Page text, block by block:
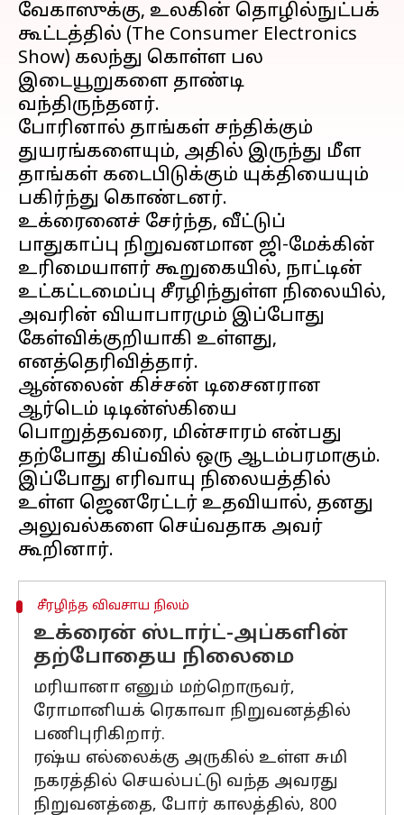
வேகாஸுக்கு, உலகின் தொழில்நுட்பக்
கூட்டத்தில் (The Consumer Electronics
Show) கலந்து கொள்ள பல
இடையூறுகளை தாண்டி
வந்திருந்தனர்.
போரினால் தாங்கள் சந்திக்கும்
துயரங்களையும், அதில் இருந்து மீள
தாங்கள் கடைபிடுக்கும் யுக்தியையும்
பகிர்ந்து கொண்டனர்.
உக்ரைனைச் சேர்ந்த, வீட்டுப்
பாதுகாப்பு நிறுவனமான ஜி-மேக்கின்
உரிமையாளர் கூறுகையில், நாட்டின்
உட்கட்டமைப்பு சீரழிந்துள்ள நிலையில்,
அவரின் வியாபாரமும் இப்போது
கேள்விக்குறியாகி உள்ளது,
எனத்தெரிவித்தார்.
ஆன்லைன் கிச்சன் டிசைனரான
ஆர்டெம் டிடின்ஸ்கியை
பொறுத்தவரை, மின்சாரம் என்பது
தற்போது கிய்வில் ஒரு ஆடம்பரமாகும்.
இப்போது எரிவாயு நிலையத்தில்
உள்ள ஜெனரேட்டர் உதவியால், தனது
அலுவல்களை செய்வதாக அவர்
சீரழிந்த விவசாய நிலம்
உக்ரைன் ஸ்டார்ட்-அப்களின்
தற்போதைய நிலைமை
மரியானா எனும் மற்றொருவர்,
ரோமானியக் ரெகாவா நிறுவனத்தில்
பணிபுரிகிறார்.
ரஷ்ய எல்லைக்கு அருகில் உள்ள சுமி
நகரத்தில் செயல்பட்டு வந்த அவரது
நிறுவனத்தை, போர் காலத்தில், 800